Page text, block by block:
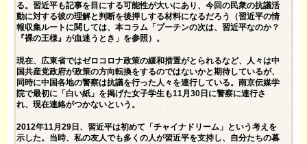
る。習近平も記事を目にする可能性が大いにあり、今回の民衆の抗議活
動に対する彼の理解と判断を後押しする材料になるだろう（習近平の情
報収集ルートに関しては、本コラム「 プーチンの次は、習近平なのか？
『裸の王様』が血迷うとき 」を参照）。
現在、広東省ではゼロコロナ政策の緩和措置がとられるなど、人々は中
国共産党政府が政策の方向転換をするのではないかと期待しているが、
同時に中国各地の警察は抗議を行った人々を連行している。南京伝媒学
院で最初に「白い紙」を掲げた女子学生も11月30日に警察に連行さ
れ、現在連絡がつかないという。
2012年11月29日、習近平は初めて「チャイナドリーム」という考えを
示した。当時、私の友人でも多くの人が習近平を支持し、自分たちの暮